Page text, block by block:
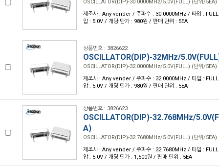
OSCILLATOR(DIP)-30.0000MHz/5.0V(FULL) (단위/5EA)
제조사 : Any vender / 주파수 : 30.0000MHz / 타입 :
압 : 5.0V / 개당 단가 : 980원 / 판매 단위 : 5EA
상품번호 : 3826622
OSCILLATOR(DIP)-32MHz/
OSCILLATOR(DIP)-32.0000MHz/5.0V(FULL) (단위/5EA)
제조사 : Any vender / 주파수 : 32.0000MHz / 타입 :
압 : 5.0V / 개당 단가 : 980원 / 판매 단위 : 5EA
상품번호 : 3826623
OSCILLATOR(DIP)-32.768MHz/
A)
OSCILLATOR(DIP)-32.7680MHz/5.0V(FULL) (단위/5EA)
제조사 : Any vender / 주파수 : 32.7680MHz / 타입 :
압 : 5.0V / 개당 단가 : 1,500원 / 판매 단위 : 5EA